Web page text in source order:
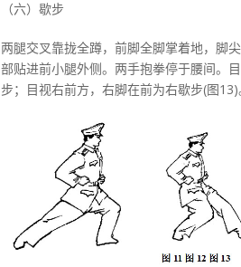
（六）歇步
两腿交叉靠拢全蹲，前脚全脚掌着地，脚
部贴进前小腿外侧。两手抱拳停于腰间。
步；目视右前方，右脚在前为右歇步(图